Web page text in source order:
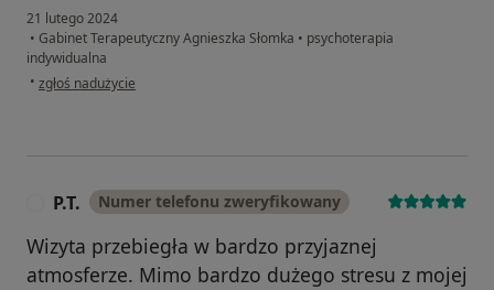
21 lutego 2024
• Gabinet Terapeutyczny Agnieszka Słomka • psychoterapia
indywidualna
• w opinii użytkownika Katarzyna
zgłoś nadużycie
P.T. Numer telefonu zweryfikowany
Wizyta przebiegła w bardzo przyjaznej
atmosferze. Mimo bardzo dużego stresu z mojej